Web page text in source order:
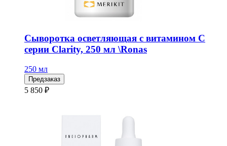
Сыворотка осветляющая с витамином С
серии Clarity, 250 мл \Ronas
250 мл
Предзаказ
5 850 ₽